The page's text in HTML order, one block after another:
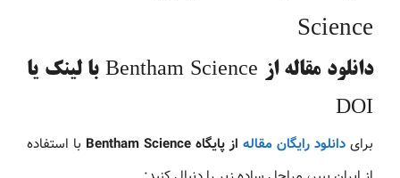
Science
دانلود مقاله از Bentham Science با لینک یا
DOI
برای دانلود رایگان مقاله از پایگاه Bentham Science
با استفاده